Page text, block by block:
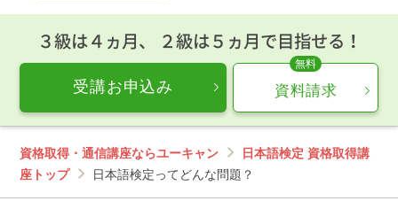
３級は４ヵ月、 ２級は５ヵ月で目指せる！
受講お申込み 資料請求
資格取得・通信講座ならユーキャン
日本語検定 資格取得講
座トップ
日本語検定ってどんな問題？